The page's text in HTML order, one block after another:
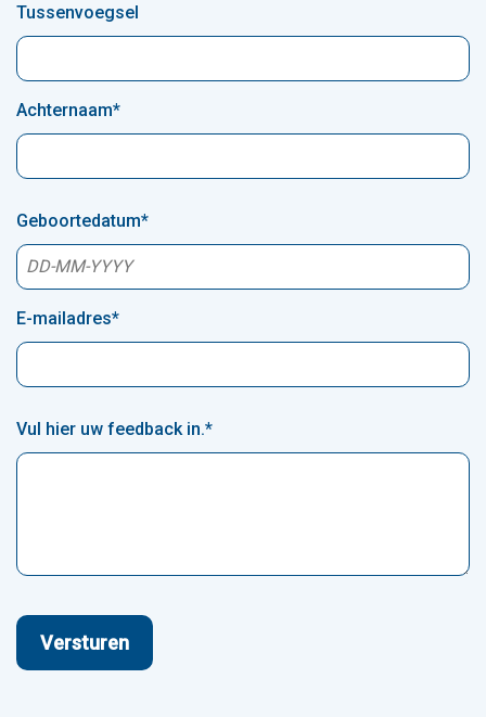
Tussenvoegsel
Achternaam*
Geboortedatum*
E-mailadres*
Vul hier uw feedback in.*
Versturen